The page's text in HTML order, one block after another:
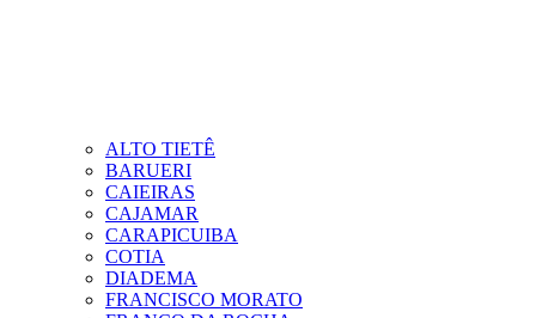
ALTO TIETÊ
BARUERI
CAIEIRAS
CAJAMAR
CARAPICUIBA
COTIA
DIADEMA
FRANCISCO MORATO